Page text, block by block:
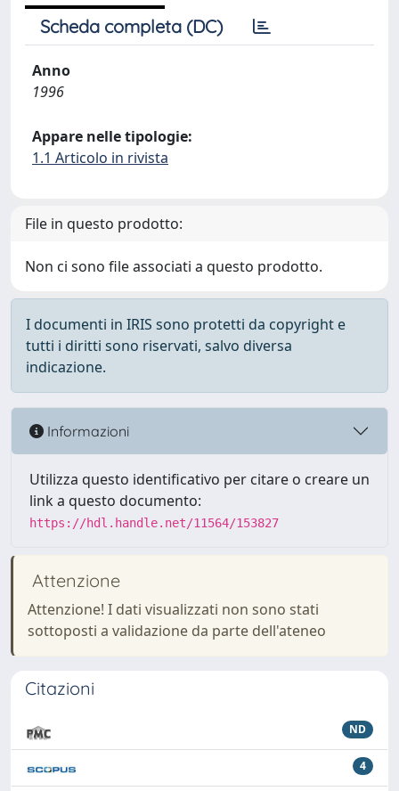
Scheda completa (DC)
Anno
1996
Appare nelle tipologie:
1.1 Articolo in rivista
File in questo prodotto:
Non ci sono file associati a questo prodotto.
I documenti in IRIS sono protetti da copyright e
tutti i diritti sono riservati, salvo diversa
indicazione.
Informazioni
Utilizza questo identificativo per citare o creare un
link a questo documento:
https://hdl.handle.net/11564/153827
Attenzione
Attenzione! I dati visualizzati non sono stati
sottoposti a validazione da parte dell'ateneo
Citazioni
ND
4